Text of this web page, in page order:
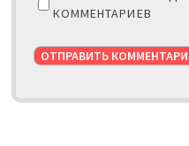
КОММЕНТАРИЕВ